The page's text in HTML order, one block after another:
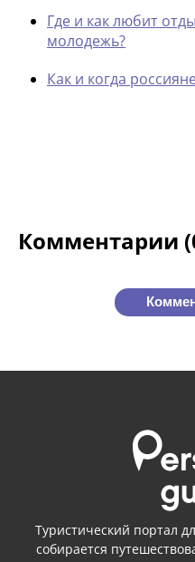
Где и как любит
молодежь?
Как и когда
Комментарии
Туристический портал
собирается